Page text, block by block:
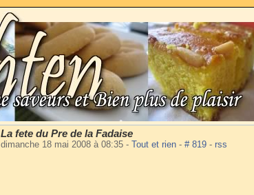
La fete du Pre de la Fadaise
dimanche 18 mai 2008 à 08:35 - Tout et rien - # 819 - rss